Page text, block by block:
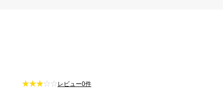
レビュー0件